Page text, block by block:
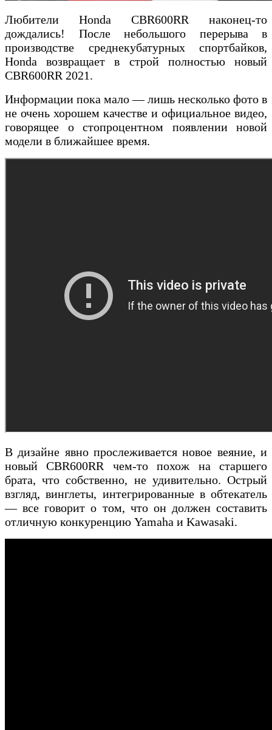
Любители Honda CBR600RR наконец-то
дождались! После небольшого перерыва в
производстве среднекубатурных спортбайков,
Honda возвращает в строй полностью новый
CBR600RR 2021.
Информации пока мало — лишь несколько фото в
не очень хорошем качестве и официальное видео,
говорящее о стопроцентном появлении новой
модели в ближайшее время.
В дизайне явно прослеживается новое веяние, и
новый CBR600RR чем-то похож на старшего
брата, что собственно, не удивительно. Острый
взгляд, винглеты, интегрированные в обтекатель
— все говорит о том, что он должен составить
отличную конкуренцию Yamaha и Kawasaki.